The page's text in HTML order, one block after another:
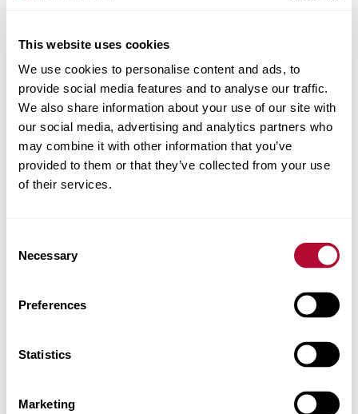
This website uses cookies
We use cookies to personalise content and ads, to
provide social media features and to analyse our traffic.
We also share information about your use of our site with
our social media, advertising and analytics partners who
may combine it with other information that you’ve
provided to them or that they’ve collected from your use
of their services.
Selection
Necessary
Preferences
Statistics
Marketing
Cidade
CEP/Código postal